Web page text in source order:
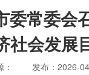
委常委会
社会发展
发布：2026-